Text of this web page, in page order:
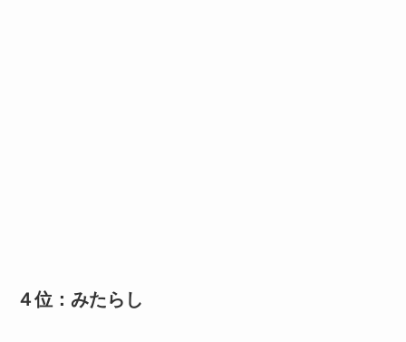
４位：みたらし